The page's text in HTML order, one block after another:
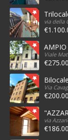
via della
AMPIO
Viale
Via
via